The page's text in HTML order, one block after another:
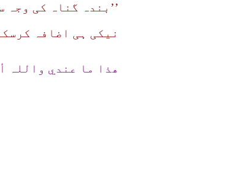
’’بندہ گناہ کی
نیکی ہی اضافہ
ھذا ما عندي واللہ